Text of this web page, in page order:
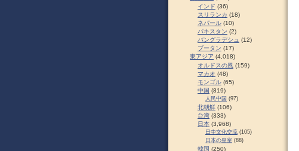
インド (36)
スリランカ (18)
ネパール (10)
パキスタン (2)
バングラデシュ (12)
ブータン (17)
東アジア (4,018)
オルドスの風 (159)
マカオ (48)
モンゴル (65)
中国 (819)
人民中国 (97)
北朝鮮 (106)
台湾 (333)
日本 (3,968)
日中文化交流 (105)
日本の皇室 (88)
韓国 (250)